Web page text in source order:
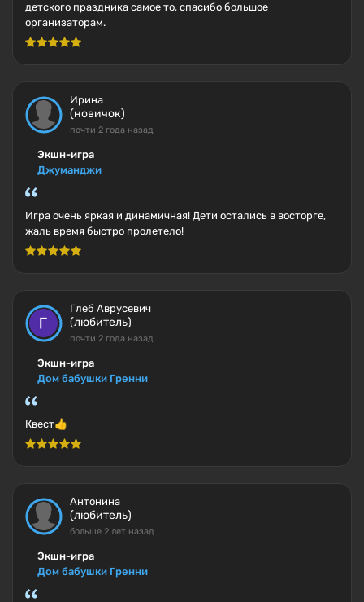
детского праздника самое то, спасибо большое
организаторам.
Ирина
(новичок)
почти 2 года назад
Экшн-игра
Джуманджи
Игра очень яркая и динамичная! Дети остались в восторге,
жаль время быстро пролетело!
Глеб Аврусевич
(любитель)
почти 2 года назад
Экшн-игра
Дом бабушки Гренни
Квест👍
Антонина
(любитель)
больше 2 лет назад
Экшн-игра
Дом бабушки Гренни